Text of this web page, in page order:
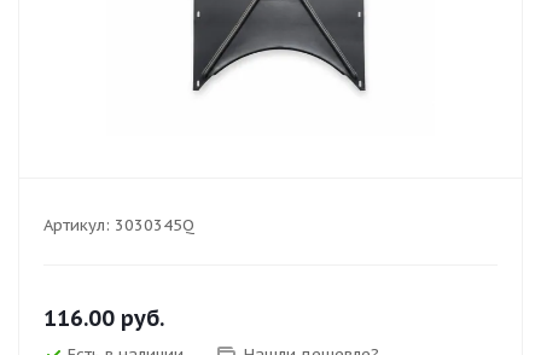
Артикул: 3030345Q
116.00 руб.